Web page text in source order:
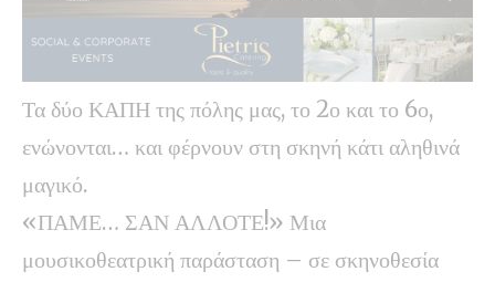
Τα δύο ΚΑΠΗ της πόλης μας, το 2ο και το 6ο,
ενώνονται… και φέρνουν στη σκηνή κάτι αληθινά
μαγικό.
​«ΠΑΜΕ… ΣΑΝ ΑΛΛΟΤΕ!» Μια
μουσικοθεατρική παράσταση – σε σκηνοθεσία